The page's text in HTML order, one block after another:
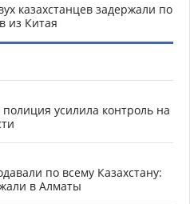
казахстанцев задержали по
из Китая
усилила контроль на
по всему Казахстану:
в Алматы